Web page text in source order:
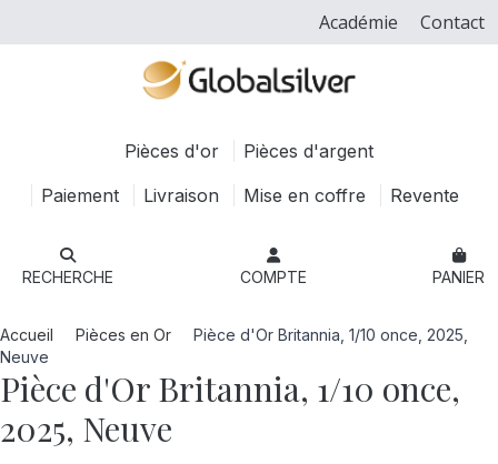
Académie Contact
Pièces d'or
Pièces d'argent
Paiement
Livraison Mise en coffre Revente
RECHERCHE COMPTE PANIER
Accueil Pièces en Or
Pièce d'Or Britannia, 1/10 once, 2025,
Neuve
Pièce d'Or Britannia, 1/10 once,
2025, Neuve